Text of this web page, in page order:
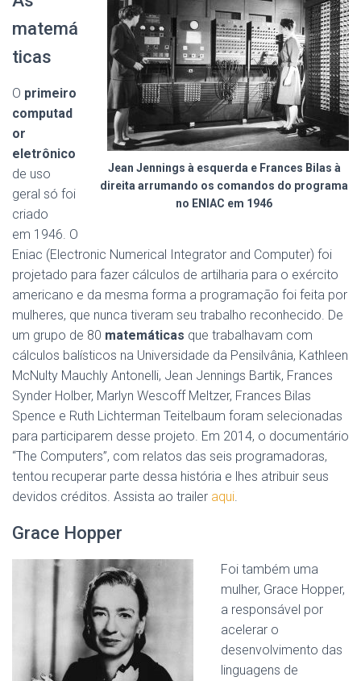
Jean Jennings à esquerda e Frances Bilas à
direita arrumando os comandos do programa
no ENIAC em 1946
matemá
ticas
O primeiro
computad
or
eletrônico
de uso
geral só foi
criado
em 1946. O
Eniac (Electronic Numerical Integrator and Computer) foi
projetado para fazer cálculos de artilharia para o exército
americano e da mesma forma a programação foi feita por
mulheres, que nunca tiveram seu trabalho reconhecido. De
um grupo de 80 matemáticas que trabalhavam com
cálculos balísticos na Universidade da Pensilvânia, Kathleen
McNulty Mauchly Antonelli, Jean Jennings Bartik, Frances
Synder Holber, Marlyn Wescoff Meltzer, Frances Bilas
Spence e Ruth Lichterman Teitelbaum foram selecionadas
para participarem desse projeto. Em 2014, o documentário
“The Computers”, com relatos das seis programadoras,
tentou recuperar parte dessa história e lhes atribuir seus
devidos créditos. Assista ao trailer aqui.
Grace Hopper
Foi também uma
mulher, Grace Hopper,
a responsável por
acelerar o
desenvolvimento das
linguagens de